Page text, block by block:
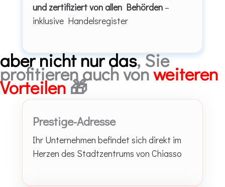
und zertifiziert von allen Behörden –
inklusive Handelsregister
aber nicht nur das, Sie
profitieren auch vonweiteren
Vorteilen🎁
Prestige-Adresse
Ihr Unternehmen befindet sich direkt im
Herzen des Stadtzentrums von Chiasso